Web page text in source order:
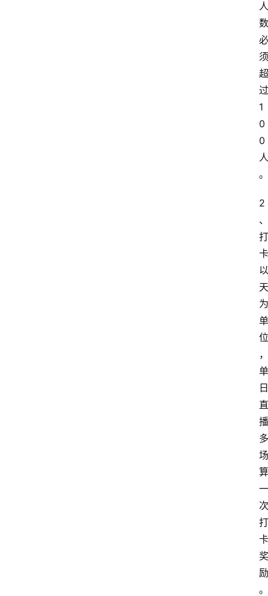
人
数
必
须
超
过
1
0
0
人
。
2
、
打
卡
以
天
为
单
位
，
单
日
直
播
多
场
算
一
次
打
卡
奖
励
。